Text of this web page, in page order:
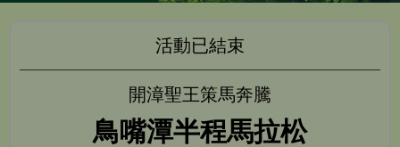
活動已結束
開漳聖王策馬奔騰
鳥嘴潭半程馬拉松